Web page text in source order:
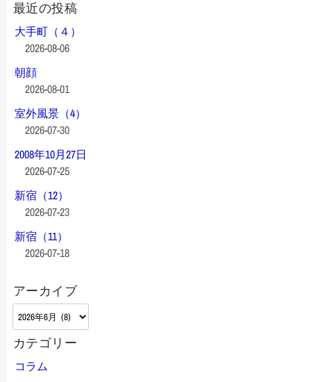
最近の投稿
大手町（４）
2026-08-06
朝顔
2026-08-01
室外風景（4）
2026-07-30
2008年10月27日
2026-07-25
新宿（12）
2026-07-23
新宿（11）
2026-07-18
アーカイブ
ア
ー
カ
イ
カテゴリー
コラム